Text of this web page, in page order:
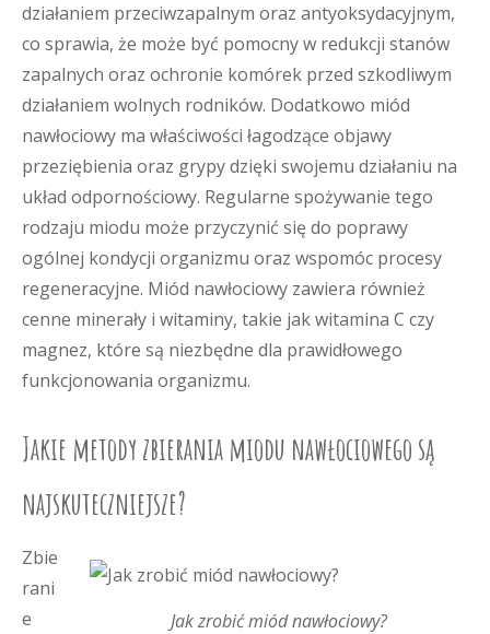
działaniem przeciwzapalnym oraz antyoksydacyjnym,
co sprawia, że może być pomocny w redukcji stanów
zapalnych oraz ochronie komórek przed szkodliwym
działaniem wolnych rodników. Dodatkowo miód
nawłociowy ma właściwości łagodzące objawy
przeziębienia oraz grypy dzięki swojemu działaniu na
układ odpornościowy. Regularne spożywanie tego
rodzaju miodu może przyczynić się do poprawy
ogólnej kondycji organizmu oraz wspomóc procesy
regeneracyjne. Miód nawłociowy zawiera również
cenne minerały i witaminy, takie jak witamina C czy
magnez, które są niezbędne dla prawidłowego
funkcjonowania organizmu.
Jakie metody zbierania miodu nawłociowego są
najskuteczniejsze?
Jak zrobić miód nawłociowy?
Zbie
rani
e